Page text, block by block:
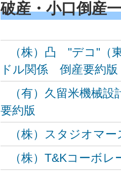
破産・小口倒産
（株）凸 "デコ"（
ドル関係 倒産要約版
（有）久留米機械
要約版
（株）スタジオマ
（株）T&Kコーボ